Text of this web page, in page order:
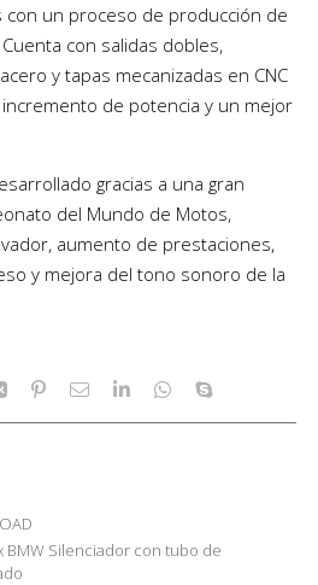
con un proceso de producción de
con salidas dobles,
y tapas mecanizadas en CNC
de potencia y un mejor
gracias a una gran
del Mundo de Motos,
aumento de prestaciones,
y mejora del tono sonoro de la
BMW Silenciador con tubo de